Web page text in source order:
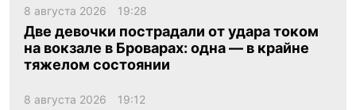
8 августа 2026 19:28
Две девочки пострадали от удара током
на вокзале в Броварах: одна — в крайне
тяжелом состоянии
8 августа 2026 19:12